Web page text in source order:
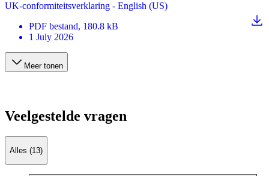
UK-conformiteitsverklaring - English (US)
PDF bestand, 180.8 kB
1 July 2026
Meer tonen
Veelgestelde vragen
Alles (13)